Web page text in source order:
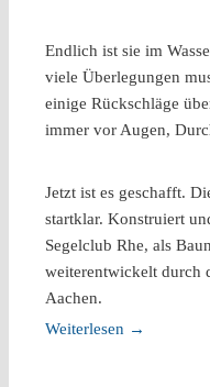
Endlich ist sie im
viele Überlegungen
einige Rückschläge
immer vor Augen,
Jetzt ist es geschafft.
startklar. Konstruiert
Segelclub Rhe, als
weiterentwickelt durch
Aachen.
Weiterlesen →